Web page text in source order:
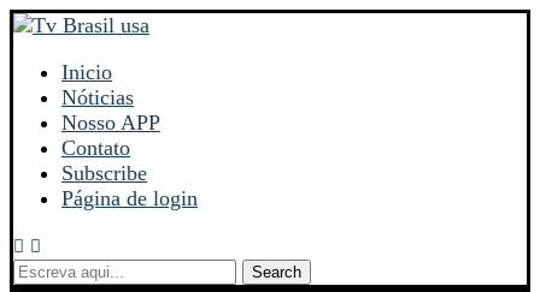
Inicio
Nóticias
Nosso APP
Contato
Subscribe
Página de login
Search